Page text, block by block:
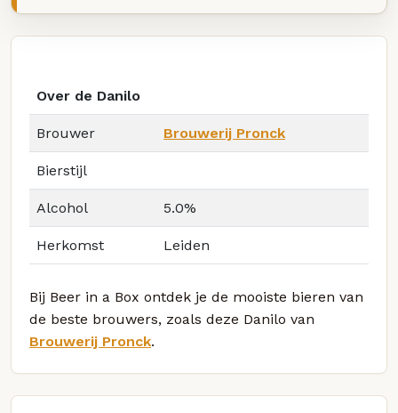
Over de Danilo
Brouwer Brouwerij Pronck
Bierstijl
Alcohol 5.0%
Herkomst Leiden
Bij Beer in a Box ontdek je de mooiste bieren van
de beste brouwers, zoals deze Danilo van
Brouwerij Pronck.